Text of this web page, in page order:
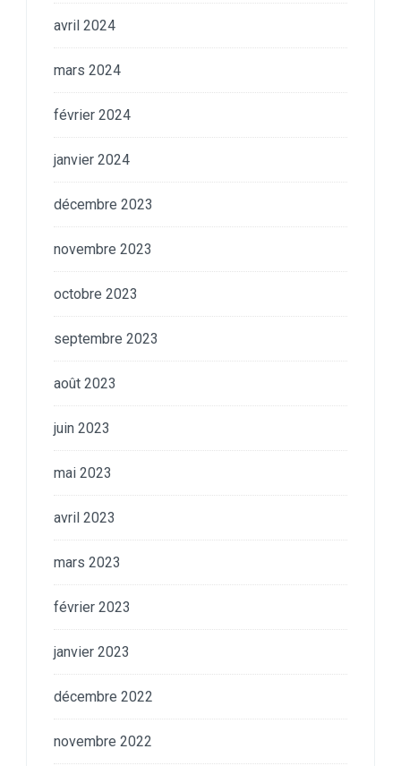
avril 2024
mars 2024
février 2024
janvier 2024
décembre 2023
novembre 2023
octobre 2023
septembre 2023
août 2023
juin 2023
mai 2023
avril 2023
mars 2023
février 2023
janvier 2023
décembre 2022
novembre 2022